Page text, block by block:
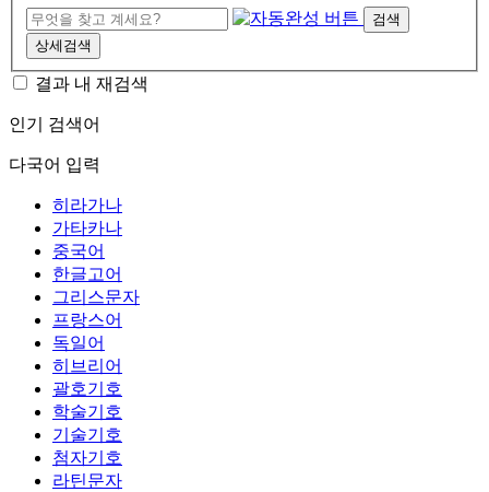
검색
상세검색
결과 내 재검색
인기 검색어
다국어 입력
히라가나
가타카나
중국어
한글고어
그리스문자
프랑스어
독일어
히브리어
괄호기호
학술기호
기술기호
첨자기호
라틴문자